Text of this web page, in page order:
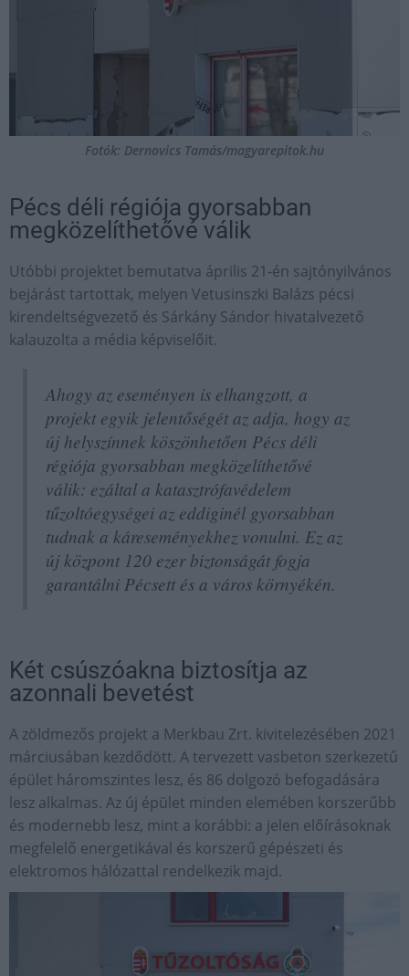
Fotók: Dernovics Tamás/magyarepitok.hu
Pécs déli régiója gyorsabban
megközelíthetővé válik
Utóbbi projektet bemutatva április 21-én sajtónyilvános
bejárást tartottak, melyen Vetusinszki Balázs pécsi
kirendeltségvezető és Sárkány Sándor hivatalvezető
kalauzolta a média képviselőit.
Ahogy az eseményen is elhangzott, a
projekt egyik jelentőségét az adja, hogy az
új helyszínnek köszönhetően Pécs déli
régiója gyorsabban megközelíthetővé
válik: ezáltal a katasztrófavédelem
tűzoltóegységei az eddiginél gyorsabban
tudnak a káreseményekhez vonulni. Ez az
új központ 120 ezer biztonságát fogja
garantálni Pécsett és a város környékén.
Két csúszóakna biztosítja az
azonnali bevetést
A zöldmezős projekt a Merkbau Zrt. kivitelezésében 2021
márciusában kezdődött. A tervezett vasbeton szerkezetű
épület háromszintes lesz, és 86 dolgozó befogadására
lesz alkalmas. Az új épület minden elemében korszerűbb
és modernebb lesz, mint a korábbi: a jelen előírásoknak
megfelelő energetikával és korszerű gépészeti és
elektromos hálózattal rendelkezik majd.